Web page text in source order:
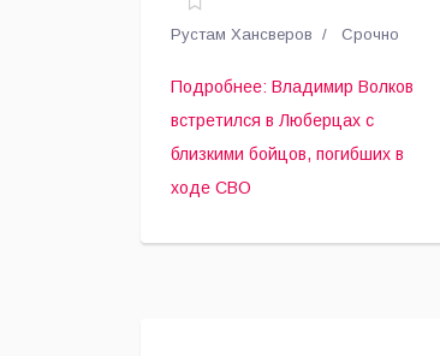
бойцов,
погибших в
ходе СВО
Владимир Волков
вместе с
государственного
фонда
«Защитники
Отечества»
Рустам Хансверов Срочно
Подробнее: Владимир Волков
встретился в Люберцах с
близкими бойцов, погибших в
ходе СВО